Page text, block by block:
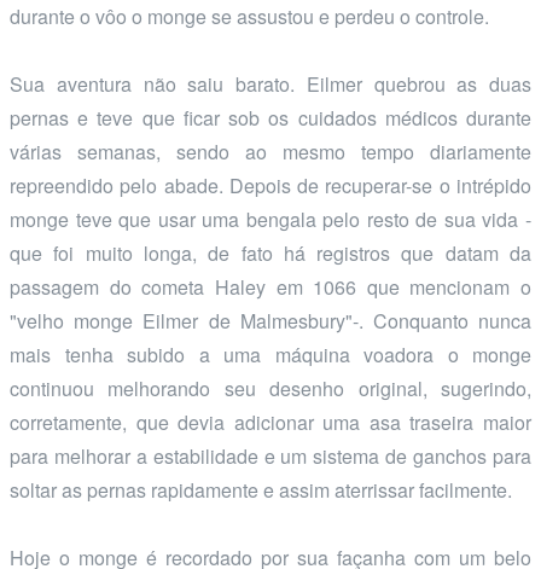
durante o vôo o monge se assustou e perdeu o controle.
Sua aventura não saiu barato. Eilmer quebrou as duas
pernas e teve que ficar sob os cuidados médicos durante
várias semanas, sendo ao mesmo tempo diariamente
repreendido pelo abade. Depois de recuperar-se o intrépido
monge teve que usar uma bengala pelo resto de sua vida -
que foi muito longa, de fato há registros que datam da
passagem do cometa Haley em 1066 que mencionam o
"velho monge Eilmer de Malmesbury"-. Conquanto nunca
mais tenha subido a uma máquina voadora o monge
continuou melhorando seu desenho original, sugerindo,
corretamente, que devia adicionar uma asa traseira maior
para melhorar a estabilidade e um sistema de ganchos para
soltar as pernas rapidamente e assim aterrissar facilmente.
Hoje o monge é recordado por sua façanha com um belo